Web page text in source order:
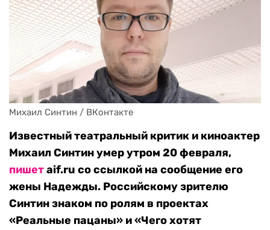
Михаил Синтин / ВКонтакте
Известный театральный критик и киноактер
Михаил Синтин умер утром 20 февраля,
пишетaif.ru со ссылкой на сообщение его
жены Надежды. Российскому зрителю
Синтин знаком по ролям в проектах
«Реальные пацаны» и «Чего хотят